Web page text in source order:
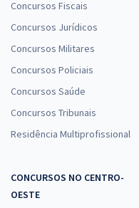
ou
Concursos Fiscais
Concursos Jurídicos
Concursos Militares
Concursos Policiais
Concursos Saúde
Concursos Tribunais
Residência Multiprofissional
CONCURSOS NO CENTRO-
OESTE